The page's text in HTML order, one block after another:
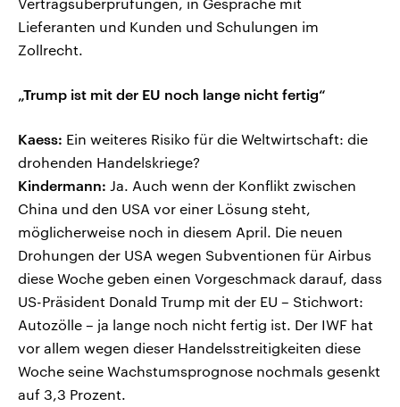
Vertragsüberprüfungen, in Gespräche mit
Lieferanten und Kunden und Schulungen im
Zollrecht.
„Trump ist mit der EU noch lange nicht fertig“
Kaess: Ein weiteres Risiko für die Weltwirtschaft: die
drohenden Handelskriege?
Kindermann: Ja. Auch wenn der Konflikt zwischen
China und den USA vor einer Lösung steht,
möglicherweise noch in diesem April. Die neuen
Drohungen der USA wegen Subventionen für Airbus
diese Woche geben einen Vorgeschmack darauf, dass
US-Präsident Donald Trump mit der EU – Stichwort:
Autozölle – ja lange noch nicht fertig ist. Der IWF hat
vor allem wegen dieser Handelsstreitigkeiten diese
Woche seine Wachstumsprognose nochmals gesenkt
auf 3,3 Prozent.